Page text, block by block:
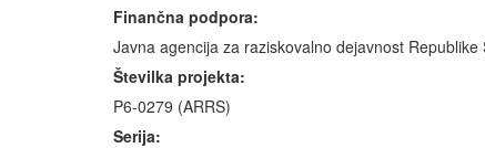
Finančna podpora:
Javna agencija za raziskovalno dejavnost Republike
Številka projekta:
P6-0279 (ARRS)
Serija: